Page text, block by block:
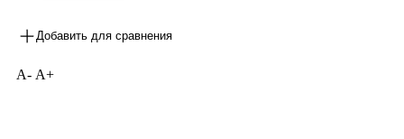
Добавить для сравнения